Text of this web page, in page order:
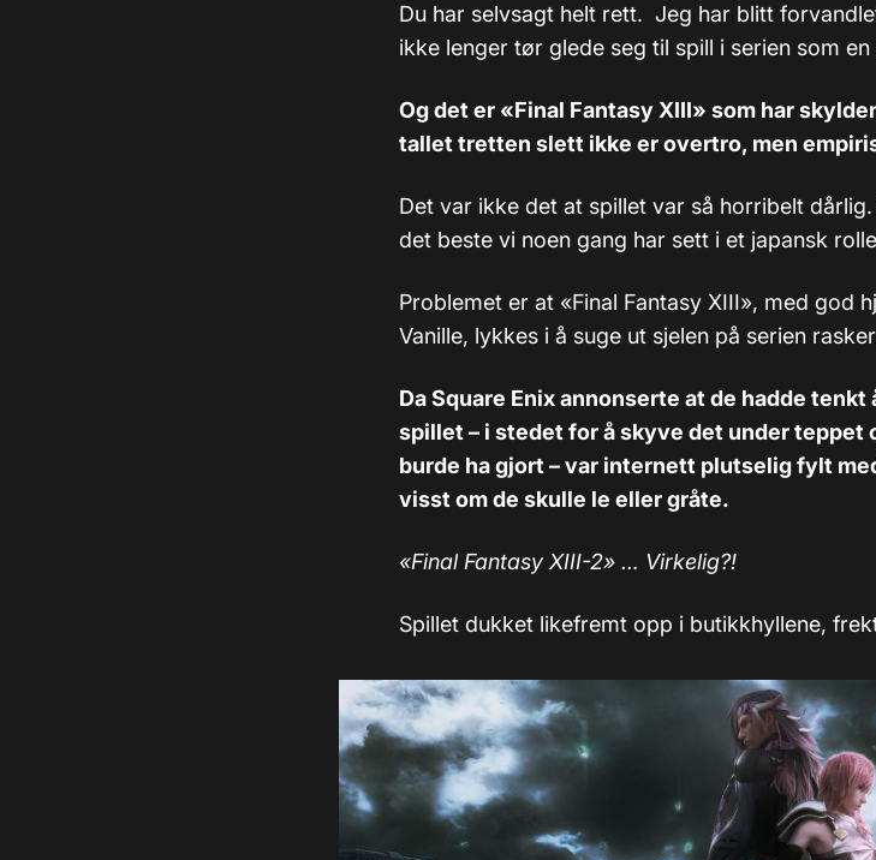
Du har selvsagt helt rett. Jeg har blitt
ikke lenger tør glede seg til spill i serien som
Og det er «Final Fantasy XIII» som har
tallet tretten slett ikke er overtro, men
Det var ikke det at spillet var så horribelt
det beste vi noen gang har sett i et japansk
Problemet er at «Final Fantasy XIII», med god
Vanille, lykkes i å suge ut sjelen på serien
Da Square Enix annonserte at de hadde
spillet– i stedet for å skyve det under teppet
burde ha gjort – var internett plutselig fylt
visst om de skulle le eller gråte.
«Final Fantasy XIII-2» … Virkelig?!
Spillet dukket likefremt opp i butikkhyllene,